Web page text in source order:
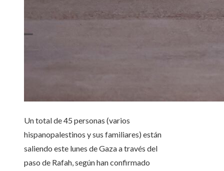
Un total de 45 personas (varios
hispanopalestinos y sus familiares) están
saliendo este lunes de Gaza a través del
paso de Rafah, según han confirmado